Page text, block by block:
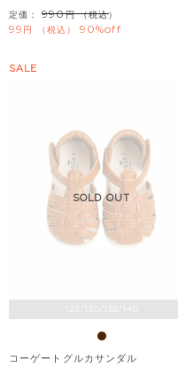
定価： 990 （税込）
99 税込 90%off
125/130/135/140
SOLD OUT
SALE
コーゲートグルカサンダル